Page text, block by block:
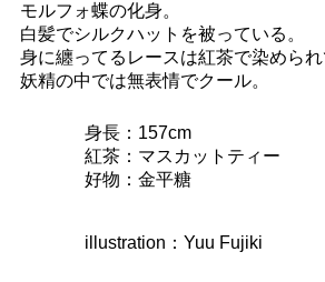
モルフォ蝶の化身。
白髪でシルクハットを被っている。
身に纏ってるレースは紅茶で染められ
妖精の中では無表情でクール。
身長：157cm
紅茶：マスカットティー
好物：金平糖
illustration：Yuu Fujiki